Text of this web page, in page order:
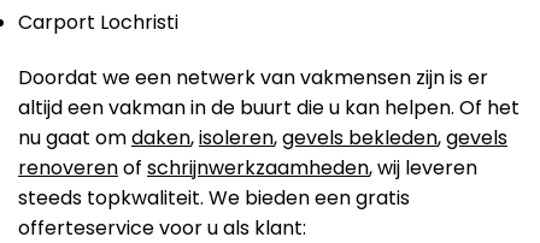
Carport Lochristi
Doordat we een netwerk van vakmensen zijn is er
altijd een vakman in de buurt die u kan helpen. Of het
nu gaat omdaken,isoleren,gevels bekleden,gevels
renoverenof schrijnwerkzaamheden, wij leveren
steeds topkwaliteit. We bieden een gratis
offerteservice voor u als klant: